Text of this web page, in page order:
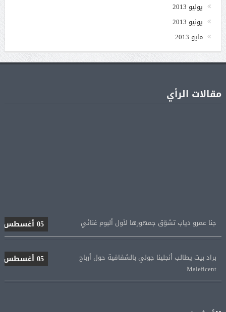
يوليو 2013
يونيو 2013
مايو 2013
مقالات الرأي
Maleficent